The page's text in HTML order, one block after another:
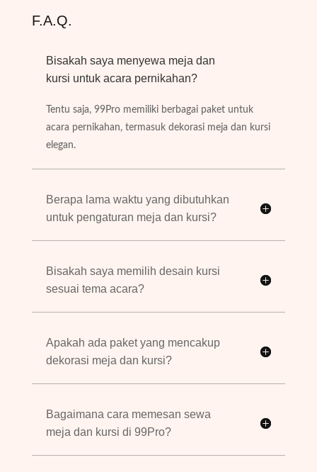
F.A.Q.
Bisakah saya menyewa meja dan
kursi untuk acara pernikahan?
Tentu saja, 99Pro memiliki berbagai paket untuk
acara pernikahan, termasuk dekorasi meja dan kursi
elegan.
Berapa lama waktu yang dibutuhkan
untuk pengaturan meja dan kursi?
Bisakah saya memilih desain kursi
sesuai tema acara?
Apakah ada paket yang mencakup
dekorasi meja dan kursi?
Bagaimana cara memesan sewa
meja dan kursi di 99Pro?